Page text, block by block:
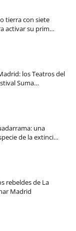
tierra con siete
activar su prim…
los Teatros del
Suma…
una
de la extinci…
rebeldes de La
Madrid